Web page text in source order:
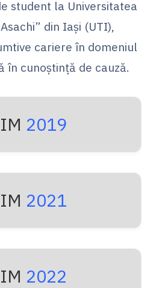
student la Universitatea
din Iași (UTI),
cariere în domeniul
în cunoștință de cauză.
2019
2021
2022